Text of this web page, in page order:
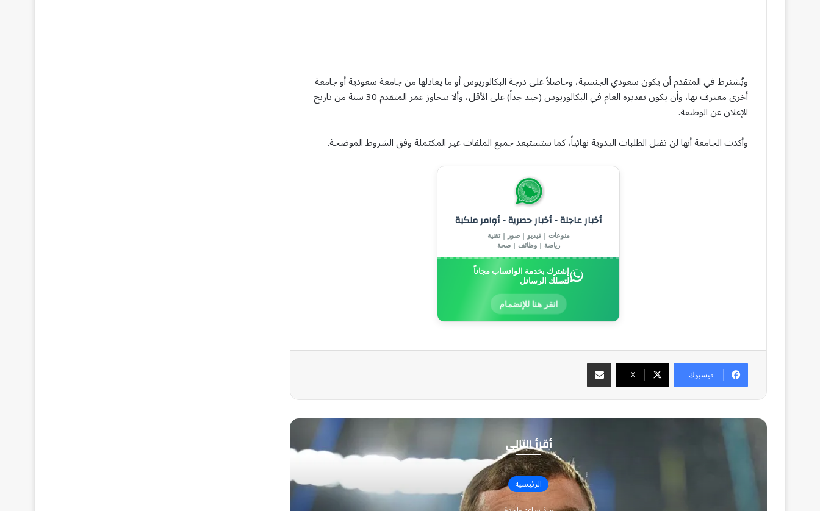
ويُشترط في المتقدم أن يكون سعودي الجنسية، وحاصلاً على درجة البكالوريوس أو ما يعادلها من جامعة سعودية أو جامعة
أخرى معترف بها، وأن يكون تقديره العام في البكالوريوس (جيد جداً) على الأقل، وألا يتجاوز عمر المتقدم 30 سنة من تاريخ
الإعلان عن الوظيفة.
وأكدت الجامعة أنها لن تقبل الطلبات اليدوية نهائياً، كما ستستبعد جميع الملفات غير المكتملة وفق الشروط الموضحة.
أخبار عاجلة - أخبار حصرية - أوامر ملكية
منوعات | فيديو | صور | تقنية
رياضة | وظائف | صحة
إشترك بخدمة الواتساب مجاناً
لتصلك الرسائل
انقر هنا للإنضمام
فيسبوك ‫X
مشاركة عبر البريد
أقرأ التالي
الرئيسية